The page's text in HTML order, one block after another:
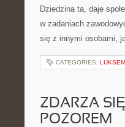
Dziedzina ta, daje
w zadaniach
się z innymi osobami,
CATEGORIES:
ZDARZA
POZOREM